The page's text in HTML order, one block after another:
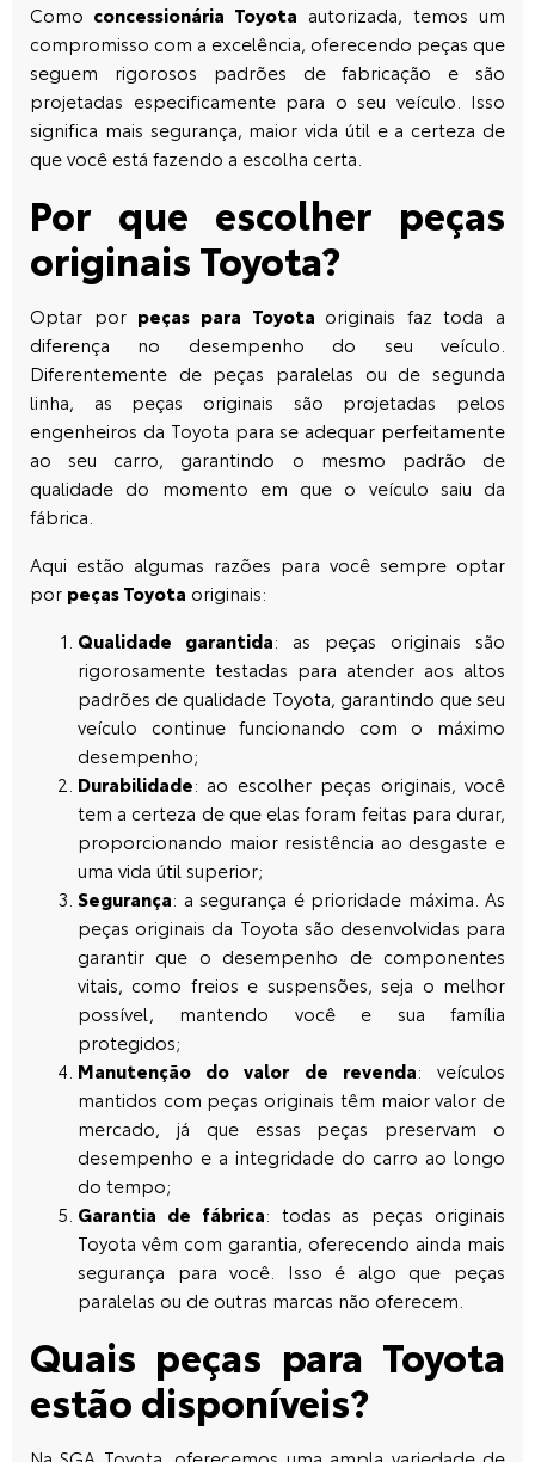
Como concessionária Toyota autorizada, temos um
compromisso com a excelência, oferecendo peças que
seguem rigorosos padrões de fabricação e são
projetadas especificamente para o seu veículo. Isso
significa mais segurança, maior vida útil e a certeza de
que você está fazendo a escolha certa.
Por que escolher peças
originais Toyota?
Optar por peças para Toyota originais faz toda a
diferença no desempenho do seu veículo.
Diferentemente de peças paralelas ou de segunda
linha, as peças originais são projetadas pelos
engenheiros da Toyota para se adequar perfeitamente
ao seu carro, garantindo o mesmo padrão de
qualidade do momento em que o veículo saiu da
fábrica.
Aqui estão algumas razões para você sempre optar
por peças Toyota originais:
Qualidade garantida: as peças originais são
rigorosamente testadas para atender aos altos
padrões de qualidade Toyota, garantindo que seu
veículo continue funcionando com o máximo
desempenho;
Durabilidade: ao escolher peças originais, você
tem a certeza de que elas foram feitas para durar,
proporcionando maior resistência ao desgaste e
uma vida útil superior;
Segurança: a segurança é prioridade máxima. As
peças originais da Toyota são desenvolvidas para
garantir que o desempenho de componentes
vitais, como freios e suspensões, seja o melhor
possível, mantendo você e sua família
protegidos;
Manutenção do valor de revenda: veículos
mantidos com peças originais têm maior valor de
mercado, já que essas peças preservam o
desempenho e a integridade do carro ao longo
do tempo;
Garantia de fábrica: todas as peças originais
Toyota vêm com garantia, oferecendo ainda mais
segurança para você. Isso é algo que peças
paralelas ou de outras marcas não oferecem.
Quais peças para Toyota
estão disponíveis?